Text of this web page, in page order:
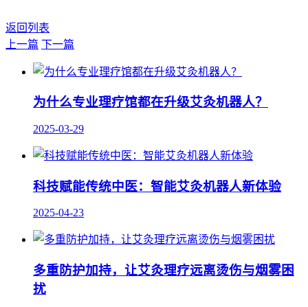
返回列表
上一篇 下一篇
为什么专业理疗馆都在升级艾灸机器人？
2025-03-29
科技赋能传统中医：智能艾灸机器人新体验
2025-04-23
多重防护加持，让艾灸理疗远离烫伤与烟雾困
扰